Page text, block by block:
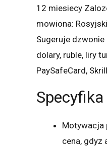
12 miesiecy
mowiona:
Sugeruje
dolary, ruble, liry
PaySafeCard,
Motywacja
cena, gdyz